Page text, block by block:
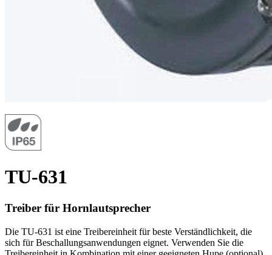
TU-631
Treiber für Hornlautsprecher
Die TU-631 ist eine Treibereinheit für beste Verständlichkeit, die
sich für Beschallungsanwendungen eignet. Verwenden Sie die